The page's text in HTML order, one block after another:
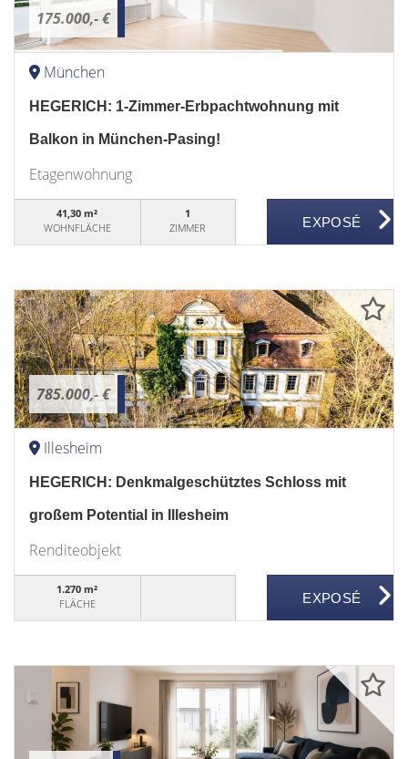
175.000,- €
München
HEGERICH: 1-Zimmer-Erbpachtwohnung mit
Balkon in München-Pasing!
Etagenwohnung
41,30 m²
WOHNFLÄCHE
1
ZIMMER
785.000,- €
Illesheim
HEGERICH: Denkmalgeschütztes Schloss mit
großem Potential in Illesheim
Renditeobjekt
1.270 m²
FLÄCHE